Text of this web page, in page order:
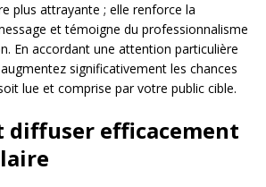
plus attrayante ; elle renforce la
et témoigne du professionnalisme
En accordant une attention particulière
significativement les chances
lue et comprise par votre public cible.
diffuser efficacement